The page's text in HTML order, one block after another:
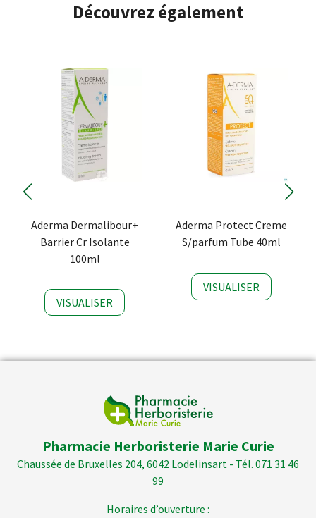
Découvrez également
Aderma Dermalibour+
Barrier Cr Isolante
100ml
VISUALISER
Aderma Protect Creme
S/parfum Tube 40ml
VISUALISER
Pharmacie Herboristerie Marie Curie
Chaussée de Bruxelles 204, 6042 Lodelinsart - Tél. 071 31 46
99
Horaires d’ouverture :